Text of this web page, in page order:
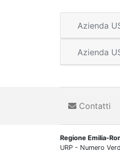
Azienda
Azienda
Contatti
Regione Emilia-
URP - Numero